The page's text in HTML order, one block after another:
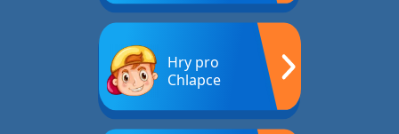
Hry pro
Chlapce